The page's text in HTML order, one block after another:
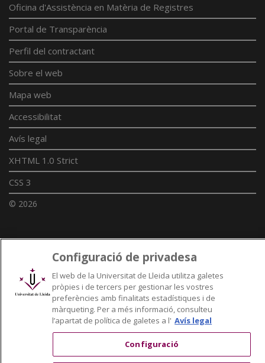
Oficina d'Assistència en Matèria de Registres
Portal de Transparència
Perfil del contractant
Sobre el web
Mapa web
Accessibilitat
Avís legal
XHTML 1.0 Strict
CSS 3
© 2026
Enllaços UdL
Xarxes universitàries
Configuració de privadesa
El web de la Universitat de Lleida utilitza galetes
pròpies i de tercers per gestionar les vostres
preferències amb finalitats estadístiques i de
màrqueting. Per a més informació, consulteu
l’apartat de política de galetes a l' Avís legal
Configuració